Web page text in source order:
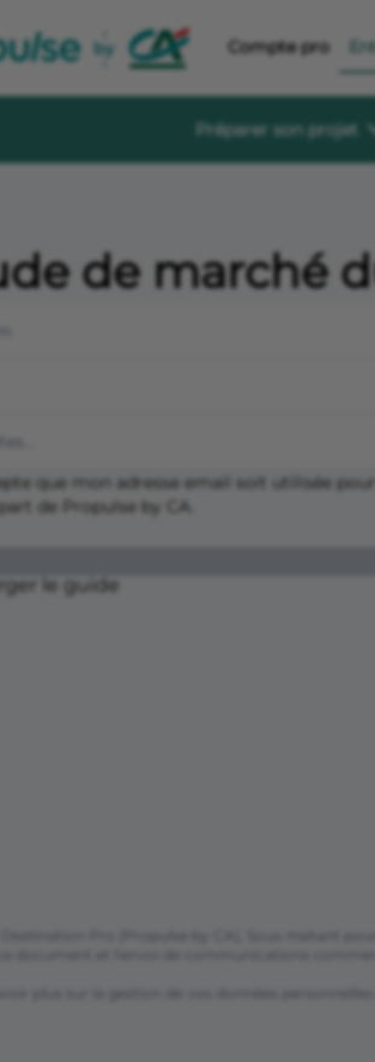
Compte pro
Préparer son projet
Des guides
sereinement
de marché
que mon adresse email soit utilisée
de Propulse by CA.
le guide